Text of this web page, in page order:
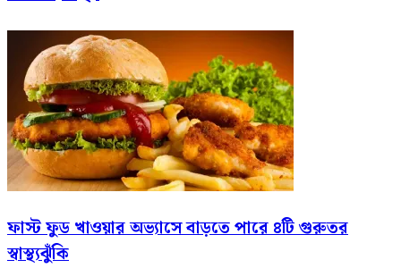
ফাস্ট ফুড খাওয়ার অভ্যাসে বাড়তে পারে ৪টি গুরুতর
স্বাস্থ্যঝুঁকি